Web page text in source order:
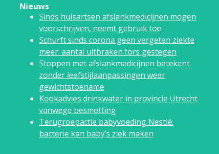
Nieuws
Sinds huisartsen afslankmedicijnen mogen
voorschrijven, neemt gebruik toe
Schurft sinds corona geen vergeten ziekte
meer: aantal uitbraken fors gestegen
Stoppen met afslankmedicijnen betekent
zonder leefstijlaanpassingen weer
gewichtstoename
Kookadvies drinkwater in provincie Utrecht
vanwege besmetting
Terugroepactie babyvoeding Nestlé:
bacterie kan baby’s ziek maken